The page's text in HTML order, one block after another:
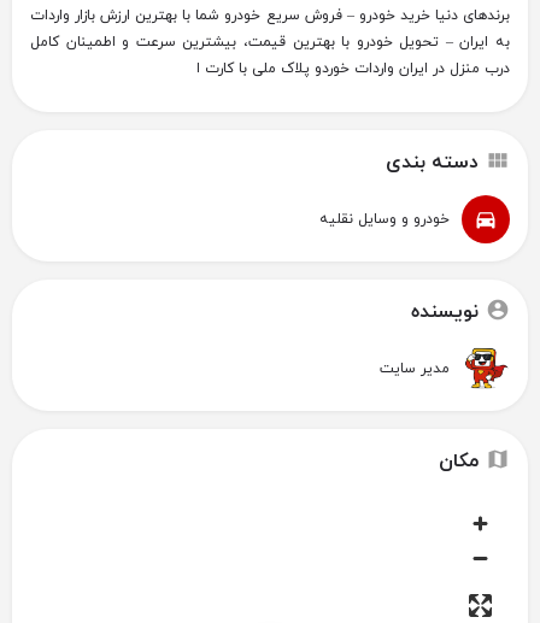
برندهای دنیا خرید خودرو – فروش سریع خودرو شما با بهترین ارزش بازار واردات
به ایران – تحویل خودرو با بهترین قیمت، بیشترین سرعت و اطمینان کامل
درب منزل در ایران واردات خوردو پلاک ملی با کارت ا
دسته بندی
خودرو و وسایل نقلیه
نویسنده
مدیر سایت
مکان